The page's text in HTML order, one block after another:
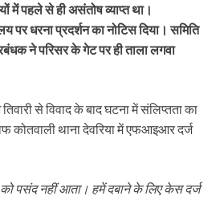
में पहले से ही असंतोष व्याप्त था।
धरना प्रदर्शन का नोटिस दिया। समिति
ने परिसर के गेट पर ही ताला लगवा
से विवाद के बाद घटना में संलिप्तता का
कोतवाली थाना देवरिया में एफआइआर दर्ज
को पसंद नहीं आता। हमें दबाने के लिए केस दर्ज